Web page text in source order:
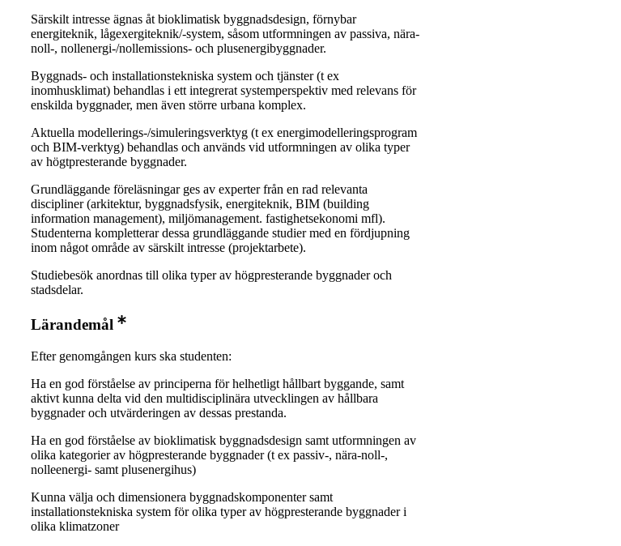
Särskilt intresse ägnas åt bioklimatisk byggnadsdesign, förnybar
energiteknik, lågexergiteknik/-system, såsom utformningen av passiva, nära-
noll-, nollenergi-/nollemissions- och plusenergibyggnader.
Byggnads- och installationstekniska system och tjänster (t ex
inomhusklimat) behandlas i ett integrerat systemperspektiv med relevans för
enskilda byggnader, men även större urbana komplex.
Aktuella modellerings-/simuleringsverktyg (t ex energimodelleringsprogram
och BIM-verktyg) behandlas och används vid utformningen av olika typer
av högtpresterande byggnader.
Grundläggande föreläsningar ges av experter från en rad relevanta
discipliner (arkitektur, byggnadsfysik, energiteknik, BIM (building
information management), miljömanagement. fastighetsekonomi mfl).
Studenterna kompletterar dessa grundläggande studier med en fördjupning
inom något område av särskilt intresse (projektarbete).
Studiebesök anordnas till olika typer av högpresterande byggnader och
stadsdelar.
Lärandemål
Efter genomgången kurs ska studenten:
Ha en god förståelse av principerna för helhetligt hållbart byggande, samt
aktivt kunna delta vid den multidisciplinära utvecklingen av hållbara
byggnader och utvärderingen av dessas prestanda.
Ha en god förståelse av bioklimatisk byggnadsdesign samt utformningen av
olika kategorier av högpresterande byggnader (t ex passiv-, nära-noll-,
nolleenergi- samt plusenergihus)
Kunna välja och dimensionera byggnadskomponenter samt
installationstekniska system för olika typer av högpresterande byggnader i
olika klimatzoner